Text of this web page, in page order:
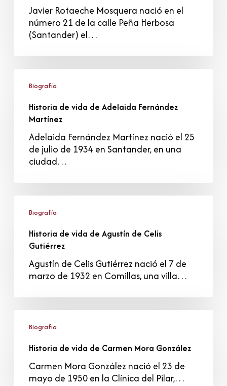
Rotaeche
Mosquera
Javier Rotaeche Mosquera nació en el
número 21 de la calle Peña Herbosa
(Santander) el…
Adelaida
Fernández
Martínez
Biografía
Historia de vida de Adelaida Fernández
Martínez
Adelaida Fernández Martínez nació el 25
de julio de 1934 en Santander, en una
ciudad…
Agustín
Celis
Biografía
Historia de vida de Agustín de Celis
Gutiérrez
Agustín de Celis Gutiérrez nació el 7 de
marzo de 1932 en Comillas, una villa…
Carmen
Mora
Biografía
Historia de vida de Carmen Mora González
Carmen Mora González nació el 23 de
mayo de 1950 en la Clínica del Pilar,…